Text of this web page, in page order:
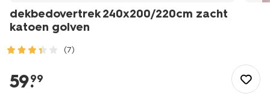
dekbedovertrek 240x200/220cm zacht
katoen golven
(7)
slapen/slapen/dekbedovertrek/dekbedovertrek-
240x200%2F220cm-
59.
99